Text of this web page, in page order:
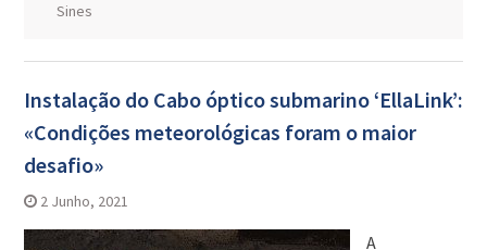
Sines
Instalação do Cabo óptico submarino ‘EllaLink’:
«Condições meteorológicas foram o maior
desafio»
2 Junho, 2021
A